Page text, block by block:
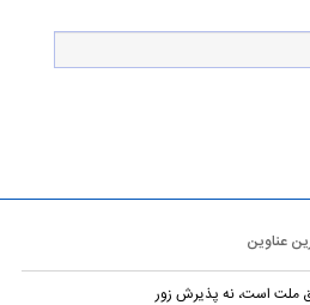
عناوین
ملت است، نه پذیرش زور